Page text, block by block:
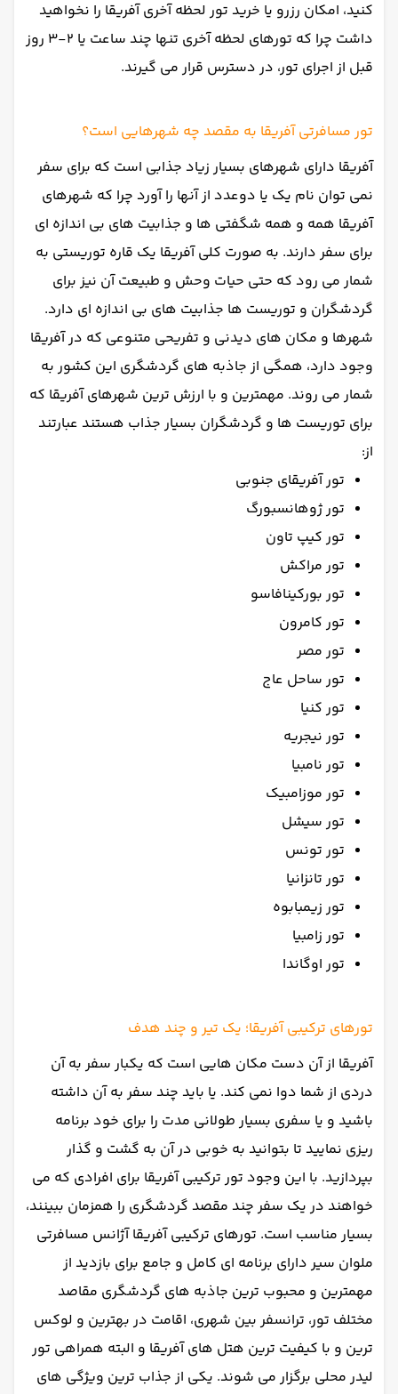
کنید، امکان رزرو یا خرید تور لحظه آخری آفریقا را نخواهید
داشت چرا که تورهای لحظه آخری تنها چند ساعت یا 2-3 روز
قبل از اجرای تور، در دسترس قرار می گیرند.
تور مسافرتی آفریقا به مقصد چه شهرهایی است؟
آفریقا دارای شهرهای بسیار زیاد جذابی است که برای سفر
نمی توان نام یک یا دوعدد از آنها را آورد چرا که شهرهای
آفریقا همه و همه شگفتی ها و جذابیت های بی اندازه ای
برای سفر دارند. به صورت کلی آفریقا یک قاره توریستی به
شمار می رود که حتی حیات وحش و طبیعت آن نیز برای
گردشگران و توریست ها جذابیت های بی اندازه ای دارد.
شهرها و مکان های دیدنی و تفریحی متنوعی که در آفریقا
وجود دارد، همگی از جاذبه های گردشگری این کشور به
شمار می روند. مهمترین و با ارزش ترین شهرهای آفریقا که
برای توریست ها و گردشگران بسیار جذاب هستند عبارتند
از:
تور آفریقای جنوبی
تور ژوهانسبورگ
تور کیپ تاون
تور مراکش
تور بورکینافاسو
تور کامرون
تور مصر
تور ساحل عاج
تور کنیا
تور نیجریه
تور نامبیا
تور موزامبیک
تور سیشل
تور تونس
تور تانزانیا
تور زیمبابوه
تور زامبیا
تور اوگاندا
تورهای ترکیبی آفریقا؛ یک تیر و چند هدف
آفریقا از آن دست مکان هایی است که یکبار سفر به آن
دردی از شما دوا نمی کند. یا باید چند سفر به آن داشته
باشید و یا سفری بسیار طولانی مدت را برای خود برنامه
ریزی نمایید تا بتوانید به خوبی در آن به گشت و گذار
بپردازید. با این وجود تور ترکیبی آفریقا برای افرادی که می
خواهند در یک سفر چند مقصد گردشگری را همزمان ببینند،
بسیار مناسب است. تورهای ترکیبی آفریقا آژانس مسافرتی
ملوان سیر دارای برنامه ای کامل و جامع برای بازدید از
مهمترین و محبوب ترین جاذبه های گردشگری مقاصد
مختلف تور، ترانسفر بین شهری، اقامت در بهترین و لوکس
ترین و با کیفیت ترین هتل های آفریقا و البته همراهی تور
لیدر محلی برگزار می شوند. یکی از جذاب ترین ویژگی های